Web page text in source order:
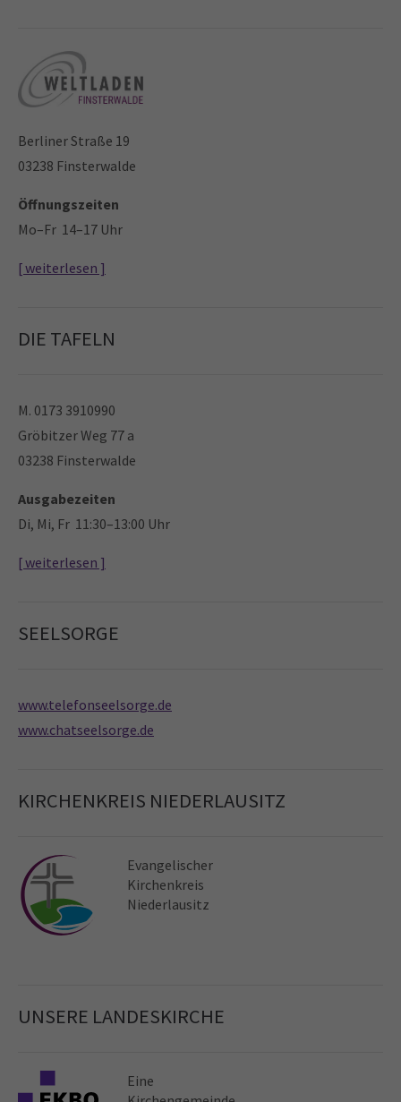
About us
adipiscing elit.
Aenean commodo ligula eget dolor. Aenean massa. Cum
sociis natoque penatibus et magnis dis parturient
Berliner Straße 19
03238 Finsterwalde
Öffnungszeiten
Mo–Fr 14–17 Uhr
[ weiterlesen ]
DIE TAFELN
M. 0173 3910990
Gröbitzer Weg 77 a
03238 Finsterwalde
Ausgabezeiten
Di, Mi, Fr 11:30–13:00 Uhr
[ weiterlesen ]
SEELSORGE
www.telefonseelsorge.de
www.chatseelsorge.de
KIRCHENKREIS NIEDERLAUSITZ
Evangelischer
Kirchen­kreis
Niederlausitz
UNSERE LANDESKIRCHE
Eine